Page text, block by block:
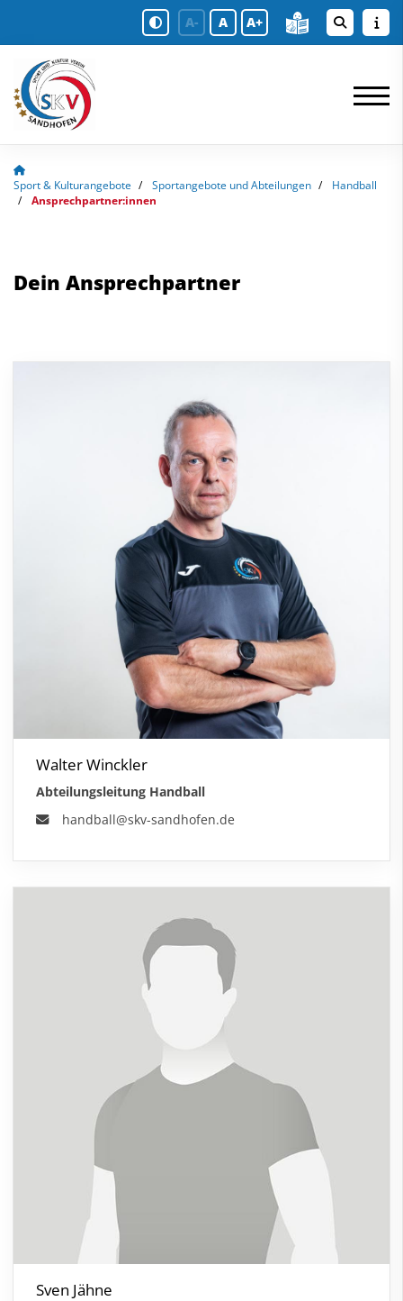
A- A A+
Sport & Kulturangebote Sportangebote und Abteilungen
Handball
Ansprechpartner:innen
Dein Ansprechpartner
Walter Winckler
Abteilungsleitung Handball
handball@skv-sandhofen.de
Sven Jähne